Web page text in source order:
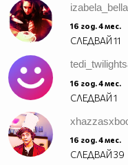
izabela_bella
16 год. 4 мес.
СЛЕДВАЙ11
16 год. 4 мес.
СЛЕДВАЙ1
16 год. 4 мес.
СЛЕДВАЙ39